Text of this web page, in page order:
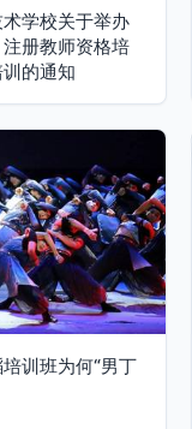
学校关于举办
注册教师资格培
的通知
训班为何“男丁